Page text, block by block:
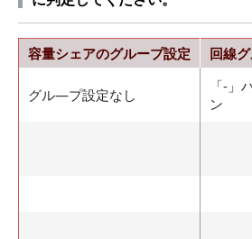
容量シェアのグループ設定 回線
グル―プ設定なし
「-」
ン